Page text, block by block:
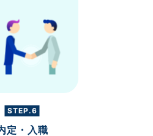
STEP.6
定・入職